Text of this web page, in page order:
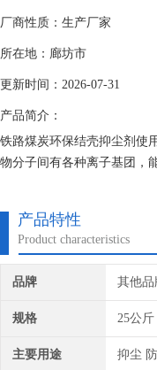
厂商性质：生产厂家
所在地：廊坊市
更新时间：2026-07-31
产品简介：
铁路煤炭环保结壳抑尘剂使
物分子间有各种离子基团，
产品特性
Product characteristics
品牌 其他品
规格 25公斤
主要用途 抑尘